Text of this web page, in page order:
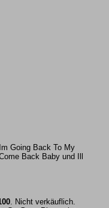
Going Back To My
Back Baby und Ill
. Nicht verkäuflich.